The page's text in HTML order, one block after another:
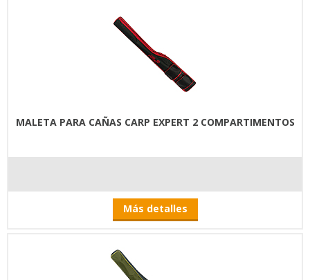
MALETA PARA CAÑAS CARP EXPERT 2 COMPARTIMENTOS
Más detalles